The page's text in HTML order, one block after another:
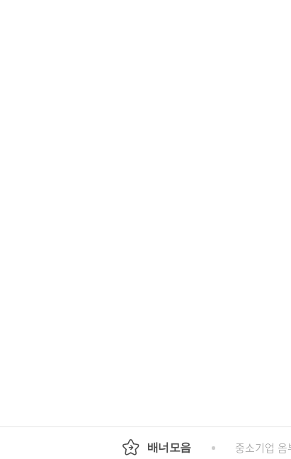
배너모음
경기도청 행정안전부 중소기업 옴